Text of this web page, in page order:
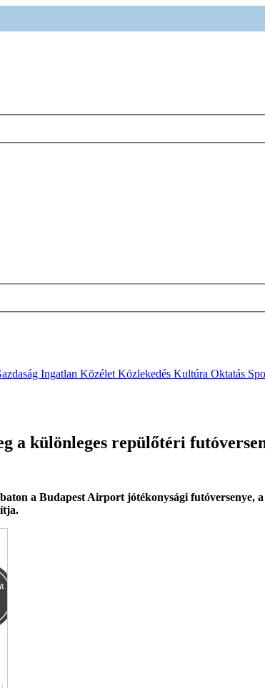
Ingatlan Közélet Közlekedés Kultúra Oktatás
a különleges repülőtéri
a Budapest Airport jótékonysági